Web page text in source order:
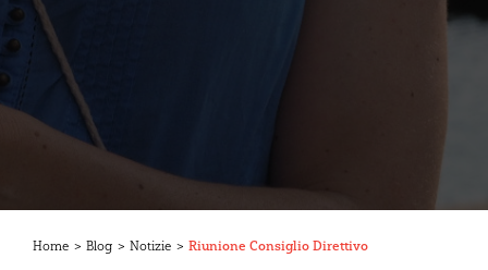
Home > Blog > Notizie > Riunione Consiglio Direttivo